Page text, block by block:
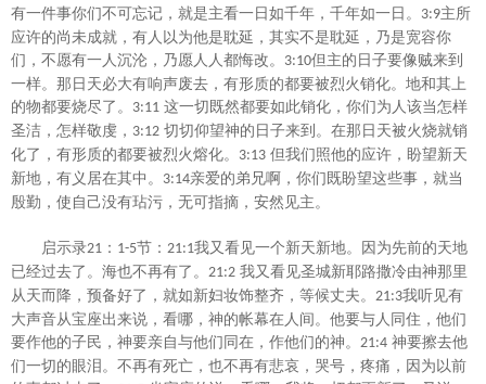
有一件事你们不可忘记，就是主看一日如千年，千年如一日。 3:9主所
应许的尚未成就，有人以为他是耽延，其实不是耽延，乃是宽容你
们，不愿有一人沉沦，乃愿人人都悔改。 3:10但主的日子要像贼来到
一样。那日天必大有响声废去，有形质的都要被烈火销化。地和其上
的物都要烧尽了。 3:11 这一切既然都要如此销化，你们为人该当怎样
圣洁，怎样敬虔， 3:12 切切仰望神的日子来到。在那日天被火烧就销
化了，有形质的都要被烈火熔化。 3:13 但我们照他的应许，盼望新天
新地，有义居在其中。 3:14亲爱的弟兄啊，你们既盼望这些事，就当
殷勤，使自己没有玷污，无可指摘，安然见主。
启示录21 ： 1-5节： 21:1我又看见一个新天新地。因为先前的天地
已经过去了。海也不再有了。 21:2 我又看见圣城新耶路撒冷由神那里
从天而降，预备好了，就如新妇妆饰整齐，等候丈夫。 21:3我听见有
大声音从宝座出来说，看哪，神的帐幕在人间。他要与人同住，他们
要作他的子民，神要亲自与他们同在，作他们的神。 21:4 神要擦去他
们一切的眼泪。不再有死亡，也不再有悲哀，哭号，疼痛，因为以前